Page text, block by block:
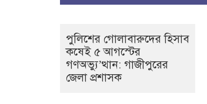
পুলিশের গোলাবারুদের হিসাব
কষেই ৫ আগস্টের
গণঅভ্যু’ত্থান: গাজীপুরের
জেলা প্রশাসক